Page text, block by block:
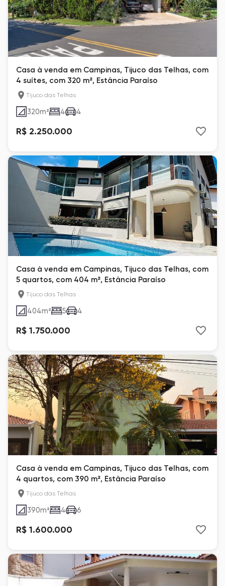
Casa à venda em Campinas, Tijuco das Telhas, com
4 suítes, com 320 m², Estância Paraíso
Tijuco das Telhas
320m² 4 4
R$ 2.250.000
Casa à venda em Campinas, Tijuco das Telhas, com
5 quartos, com 404 m², Estância Paraíso
Tijuco das Telhas
404m² 5 4
R$ 1.750.000
Casa à venda em Campinas, Tijuco das Telhas, com
4 quartos, com 390 m², Estância Paraíso
Tijuco das Telhas
390m² 4 6
R$ 1.600.000